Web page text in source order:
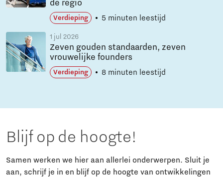
de regio
Verdieping 5 minuten leestijd
1 jul 2026
Zeven gouden standaarden, zeven
vrouwelijke founders
Verdieping 8 minuten leestijd
Blijf op de hoogte!
Samen werken we hier aan allerlei onderwerpen. Sluit je
aan, schrijf je in en blijf op de hoogte van ontwikkelingen